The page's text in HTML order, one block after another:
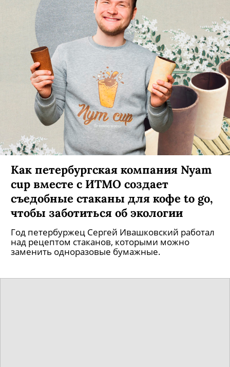
Как петербургская компания Nyam
cup вместе с ИТМО создает
съедобные стаканы для кофе to go,
чтобы заботиться об экологии
Год петербуржец Сергей Ивашковский работал
над рецептом стаканов, которыми можно
заменить одноразовые бумажные.